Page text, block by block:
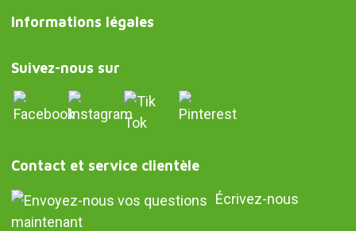
Informations légales
Suivez-nous sur
Contact et service clientèle
Écrivez-nous
maintenant